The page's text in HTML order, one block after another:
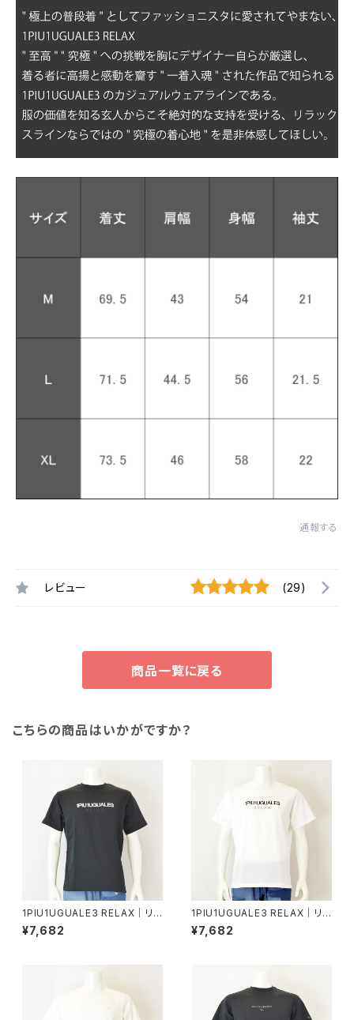
通報する
レビュー (29)
商品一覧に戻る
こちらの商品はいかがですか？
1PIU1UGUALE3 RELAX｜リバ
ースロゴ半袖Tシャツ｜ウノピゥ
ウノウグァーレトレ リラックス メ
¥7,682
1PIU1UGUALE3 RELAX｜リバ
ースロゴ半袖Tシャツ｜ウノピゥ
ウノウグァーレトレ リラックス メ
¥7,682